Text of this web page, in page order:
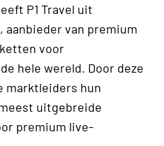
P1 Travel uit
aanbieder van premium
voor
hele wereld. Door deze
marktleiders hun
uitgebreide
premium live-